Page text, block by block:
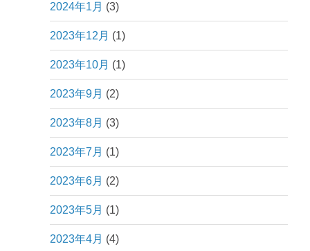
2024年1月 (3)
2023年12月 (1)
2023年10月 (1)
2023年9月 (2)
2023年8月 (3)
2023年7月 (1)
2023年6月 (2)
2023年5月 (1)
2023年4月 (4)